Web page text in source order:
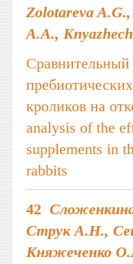
Zolotareva
A.A.,
Сравнительный
кроликов на
analysis of the
supplements in
rabbits
42
Струк А.Н.,
Княжеченко